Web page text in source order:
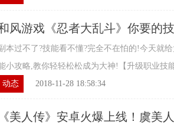
风游戏《忍者大乱斗》你要的
本过不了?技能看不懂?完全不在怕的!今天就
小攻略,教你轻轻松松成为大神!【升级职业技
动态
2018-11-28 18:58:34
《美人传》安卓火爆上线！虞美